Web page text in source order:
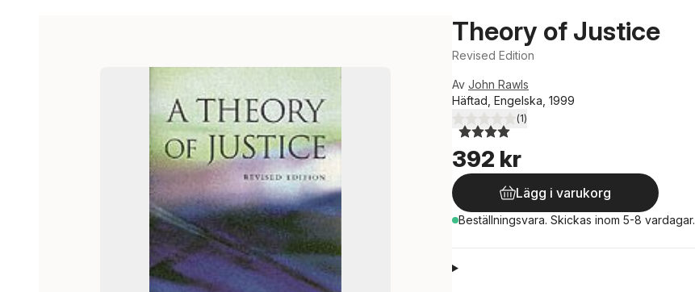
Theory of Justice
Revised Edition
Av John Rawls
Häftad, Engelska, 1999
4,0utav 5 stjärnor. Totalt antal röster:
(1)
392 kr
Lägg i varukorg
Beställningsvara. Skickas inom 5-8 vardagar.